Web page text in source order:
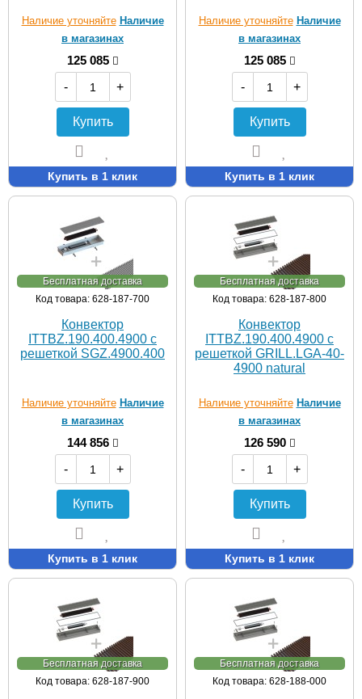
Наличие уточняйте Наличие
в магазинах
125 085
-
+
Купить
Купить в 1 клик
Наличие уточняйте Наличие
в магазинах
125 085
-
+
Купить
Купить в 1 клик
Бесплатная доставка
Код товара: 628-187-700
Конвектор
ITTBZ.190.400.4900 с
решеткой SGZ.4900.400
Наличие уточняйте Наличие
в магазинах
144 856
-
+
Купить
Купить в 1 клик
Бесплатная доставка
Код товара: 628-187-800
Конвектор
ITTBZ.190.400.4900 с
решеткой GRILL.LGA-40-
4900 natural
Наличие уточняйте Наличие
в магазинах
126 590
-
+
Купить
Купить в 1 клик
Бесплатная доставка
Код товара: 628-187-900
Бесплатная доставка
Код товара: 628-188-000